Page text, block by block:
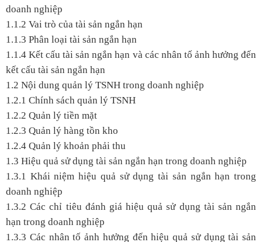
doanh nghiệp
1.1.2 Vai trò của tài sản ngắn hạn
1.1.3 Phân loại tài sản ngắn hạn
1.1.4 Kết cấu tài sản ngắn hạn và các nhân tố ảnh hưởng đến
kết cấu tài sản ngắn hạn
1.2 Nội dung quản lý TSNH trong doanh nghiệp
1.2.1 Chính sách quản lý TSNH
1.2.2 Quản lý tiền mặt
1.2.3 Quản lý hàng tồn kho
1.2.4 Quản lý khoản phải thu
1.3 Hiệu quả sử dụng tài sản ngắn hạn trong doanh nghiệp
1.3.1 Khái niệm hiệu quả sử dụng tài sản ngắn hạn trong
doanh nghiệp
1.3.2 Các chỉ tiêu đánh giá hiệu quả sử dụng tài sản ngắn
hạn trong doanh nghiệp
1.3.3 Các nhân tố ảnh hưởng đến hiệu quả sử dụng tài sản